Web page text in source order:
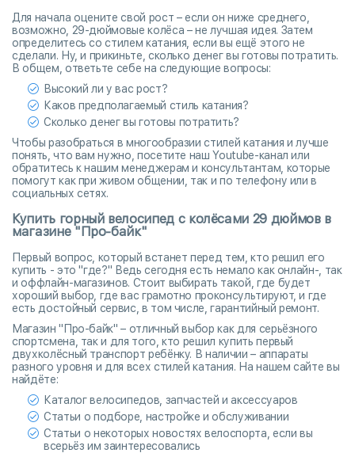
Для начала оцените свой рост – если он ниже среднего,
возможно, 29-дюймовые колёса – не лучшая идея. Затем
определитесь со стилем катания, если вы ещё этого не
сделали. Ну, и прикиньте, сколько денег вы готовы потратить.
В общем, ответьте себе на следующие вопросы:
Высокий ли у вас рост?
Каков предполагаемый стиль катания?
Сколько денег вы готовы потратить?
Чтобы разобраться в многообразии стилей катания и лучше
понять, что вам нужно, посетите наш Youtube-канал или
обратитесь к нашим менеджерам и консультантам, которые
помогут как при живом общении, так и по телефону или в
социальных сетях.
Купить горный велосипед с колёсами 29 дюймов в
магазине "Про-байк"
Первый вопрос, который встанет перед тем, кто решил его
купить - это "где?" Ведь сегодня есть немало как онлайн-, так
и оффлайн-магазинов. Стоит выбирать такой, где будет
хороший выбор, где вас грамотно проконсультируют, и где
есть достойный сервис, в том числе, гарантийный ремонт.
Магазин "Про-байк" – отличный выбор как для серьёзного
спортсмена, так и для того, кто решил купить первый
двухколёсный транспорт ребёнку. В наличии – аппараты
разного уровня и для всех стилей катания. На нашем сайте вы
найдёте:
Каталог велосипедов, запчастей и аксессуаров
Статьи о подборе, настройке и обслуживании
Статьи о некоторых новостях велоспорта, если вы
всерьёз им заинтересовались